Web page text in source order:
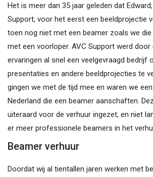
Het is meer dan 35 jaar geleden dat
Support, voor het eerst een beeldprojectie
toen nog niet met een beamer zoals we
met een voorloper. AVC Support werd door
ervaringen al snel een veelgevraagd bedrijf
presentaties en andere beeldprojecties te
gingen we met de tijd mee en waren we
Nederland die een beamer aanschaften.
uiteraard voor de verhuur ingezet, en niet
er meer professionele beamers in het
Beamer verhuur
Doordat wij al tientallen jaren werken met